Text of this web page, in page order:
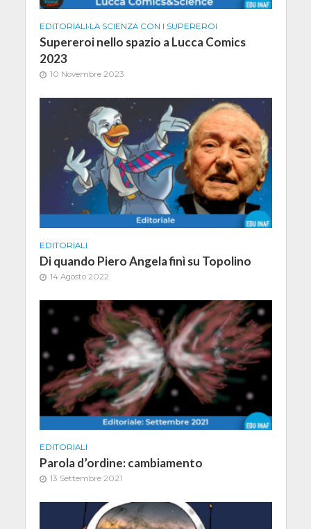
EDITORIALI•LA SCIENZA CON I SUPEREROI
Supereroi nello spazio a Lucca Comics
2023
10 Novembre 2023
EDITORIALI
Di quando Piero Angela finì su Topolino
14 Agosto 2022
EDITORIALI
Parola d’ordine: cambiamento
13 Settembre 2021